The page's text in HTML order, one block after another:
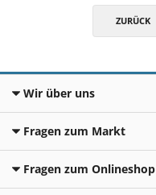
ZURÜCK
Wir über uns
Fragen zum Markt
Fragen zum Onlineshop